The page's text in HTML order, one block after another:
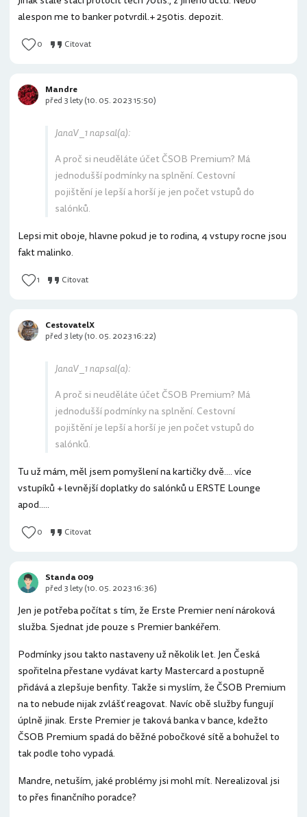
alespon me to banker potvrdil.+ 250tis. depozit.
0 Citovat
JanaV _1 napsal(a):
A proč si neuděláte účet ČSOB Premium? Má
jednodušší podmínky na splnění. Cestovní
pojištění je lepší a horší je jen počet vstupů do
salónků.
Lepsi mit oboje, hlavne pokud je to rodina, 4 vstupy rocne jsou
fakt malinko.
1 Citovat
Mandre
před 3 lety (10. 05. 2023 15:50)
JanaV _1 napsal(a):
A proč si neuděláte účet ČSOB Premium? Má
jednodušší podmínky na splnění. Cestovní
pojištění je lepší a horší je jen počet vstupů do
salónků.
Tu už mám, měl jsem pomyšlení na kartičky dvě.... více
vstupíků + levnější doplatky do salónků u ERSTE Lounge
apod.....
0 Citovat
CestovatelX
před 3 lety (10. 05. 2023 16:22)
Jen je potřeba počítat s tím, že Erste Premier není nároková
služba. Sjednat jde pouze s Premier bankéřem.
Podmínky jsou takto nastaveny už několik let. Jen Česká
spořitelna přestane vydávat karty Mastercard a postupně
přidává a zlepšuje benfity. Takže si myslím, že ČSOB Premium
na to nebude nijak zvlášť reagovat. Navíc obě služby fungují
úplně jinak. Erste Premier je taková banka v bance, kdežto
ČSOB Premium spadá do běžné pobočkové sítě a bohužel to
tak podle toho vypadá.
Mandre, netuším, jaké problémy jsi mohl mít. Nerealizoval jsi
to přes finančního poradce?
Standa 009
před 3 lety (10. 05. 2023 16:36)